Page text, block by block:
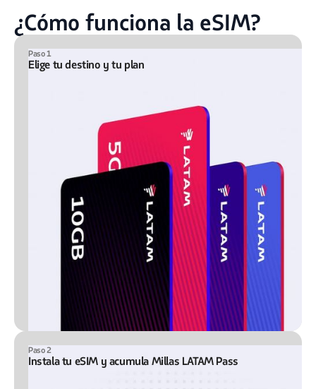
¿Cómo funciona la eSIM?
Paso 1
Elige tu destino y tu plan
Paso 2
Instala tu eSIM y acumula Millas LATAM Pass